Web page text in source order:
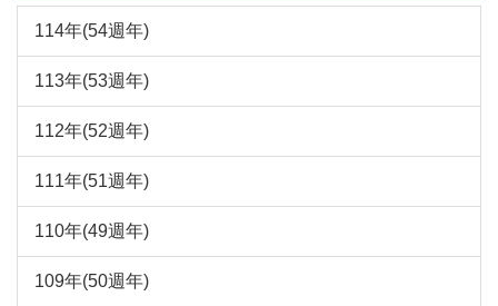
114年(54週年)
113年(53週年)
112年(52週年)
111年(51週年)
110年(49週年)
109年(50週年)